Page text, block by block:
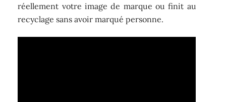
réellement votre image de marque ou finit au
recyclage sans avoir marqué personne.